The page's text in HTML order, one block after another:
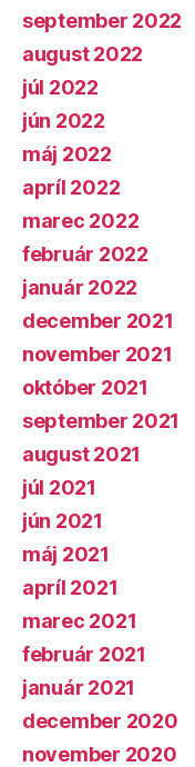
september 2022
august 2022
júl 2022
jún 2022
máj 2022
apríl 2022
marec 2022
február 2022
január 2022
december 2021
november 2021
október 2021
september 2021
august 2021
júl 2021
jún 2021
máj 2021
apríl 2021
marec 2021
február 2021
január 2021
december 2020
november 2020